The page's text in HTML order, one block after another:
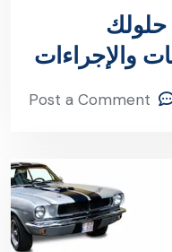
والإجراءات
Post a Comment